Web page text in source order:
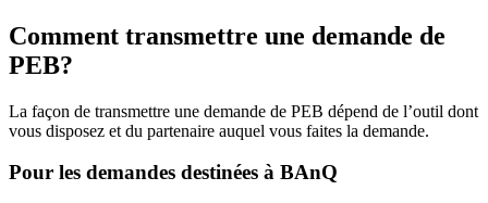
Comment transmettre une demande de
PEB?
La façon de transmettre une demande de PEB dépend de l’outil dont
vous disposez et du partenaire auquel vous faites la demande.
Pour les demandes destinées à BAnQ